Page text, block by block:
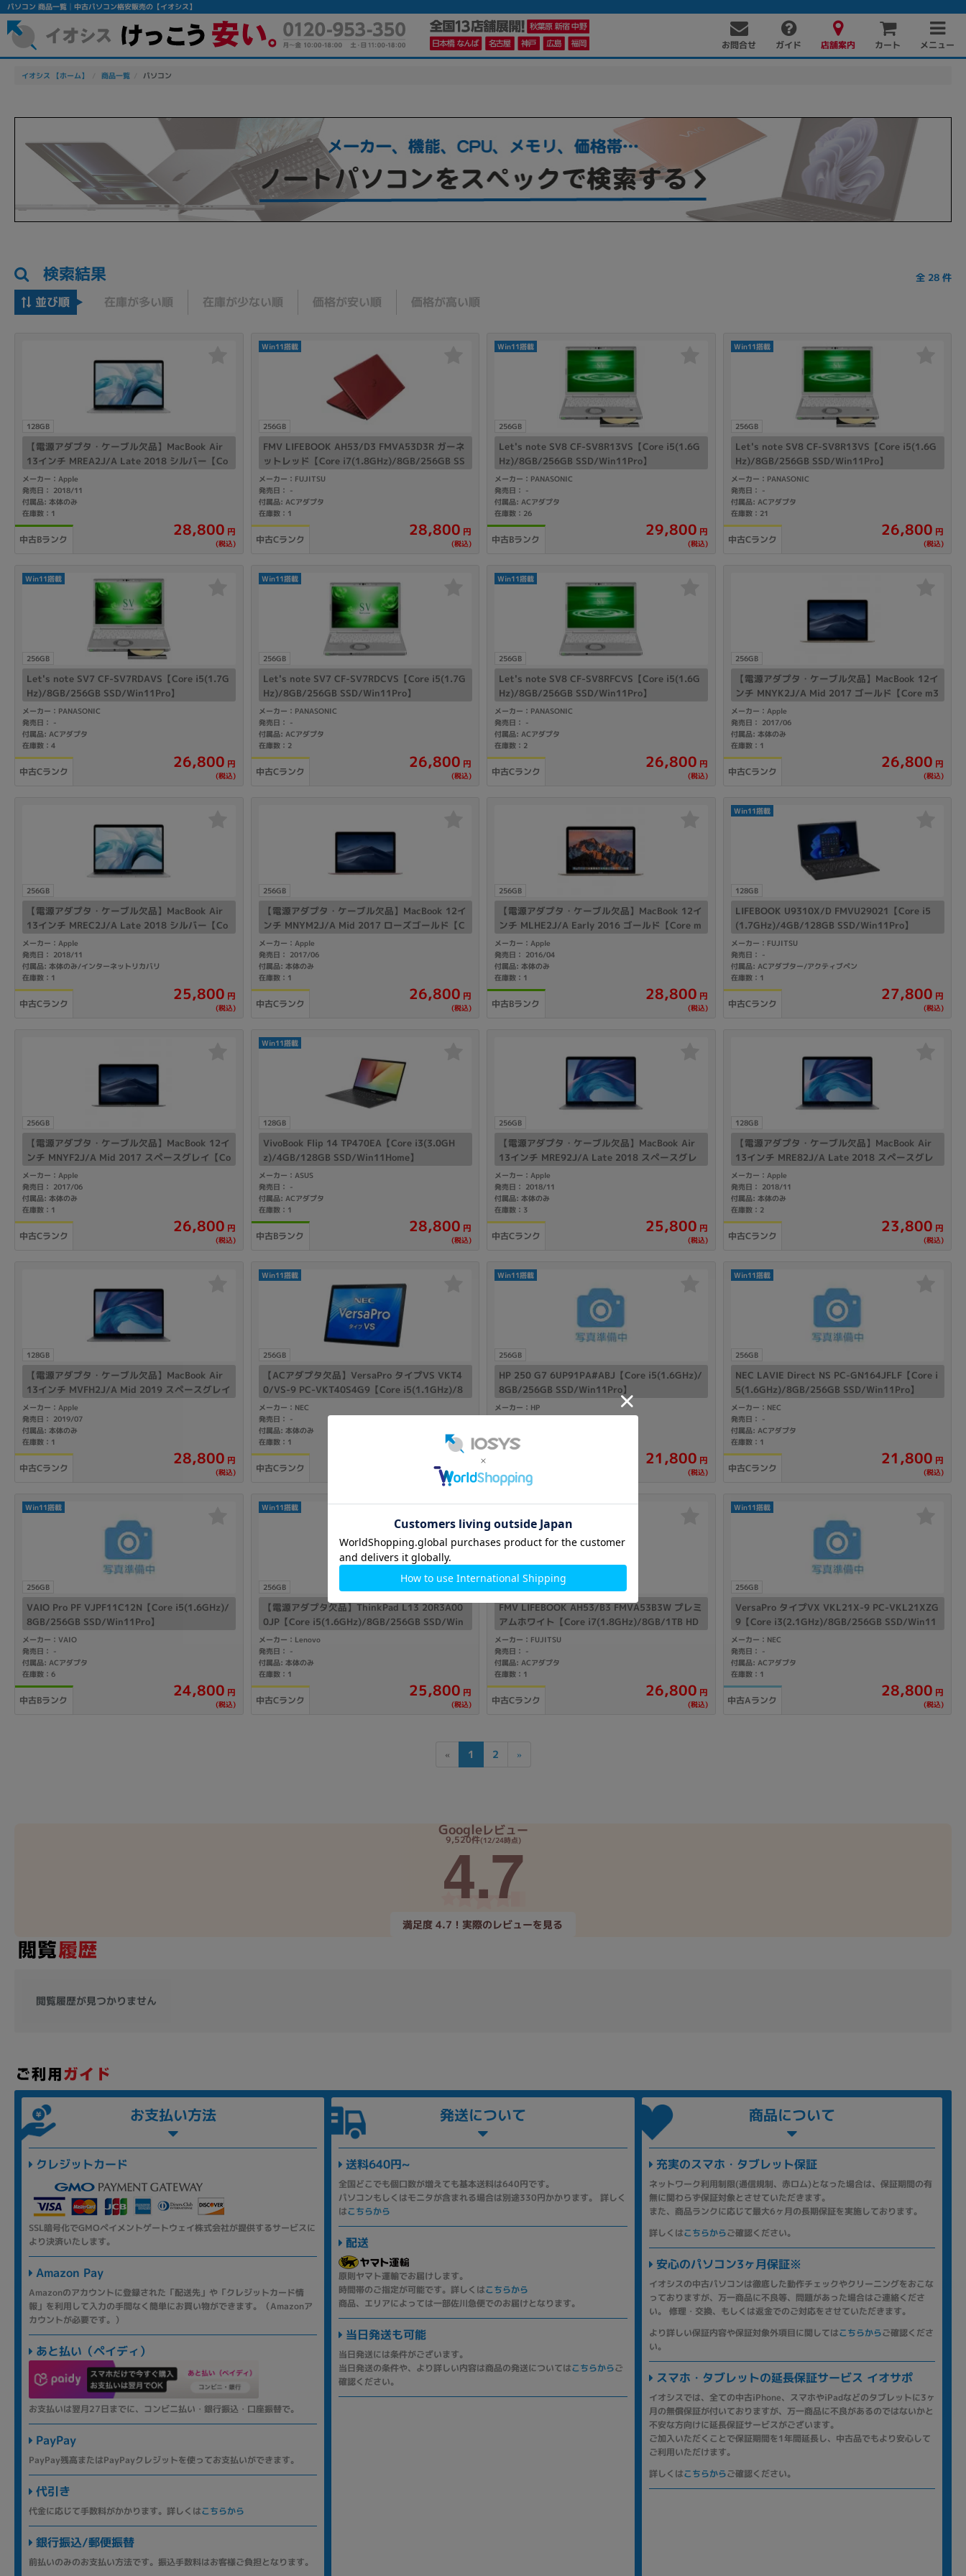
パソコン 商品一覧│中古パソコン格安販売の【イオシス】
お問合せ ガイド 店舗案内 カート メニュー
イオシス 【ホーム】 商品一覧 パソコン
検索結果 全 28件
並び順 在庫が多い順 在庫が少ない順 価格が安い順 価格が高い順
128GB
【電源アダプタ・ケーブル欠品】MacBook Air
13インチ MREA2J/A Late 2018 シルバー【Co
re i5(1.6GHz)/8GB/128GB SSD】
メーカー：Apple
発売日： 2018/11
付属品: 本体のみ
在庫数：1
中古Bランク
28,800 円
(税込)
256GB
Win11搭載
FMV LIFEBOOK AH53/D3 FMVA53D3R ガーネ
ットレッド【Core i7(1.8GHz)/8GB/256GB SS
D/Win11Home】
メーカー：FUJITSU
発売日： -
付属品: ACアダプタ
在庫数：1
中古Cランク
28,800 円
(税込)
256GB
Win11搭載
Let's note SV8 CF-SV8R13VS【Core i5(1.6G
Hz)/8GB/256GB SSD/Win11Pro】
メーカー：PANASONIC
発売日： -
付属品: ACアダプタ
在庫数：26
中古Bランク
29,800 円
(税込)
256GB
Win11搭載
Let's note SV8 CF-SV8R13VS【Core i5(1.6G
Hz)/8GB/256GB SSD/Win11Pro】
メーカー：PANASONIC
発売日： -
付属品: ACアダプタ
在庫数：21
中古Cランク
26,800 円
(税込)
256GB
Win11搭載
Let's note SV7 CF-SV7RDAVS【Core i5(1.7G
Hz)/8GB/256GB SSD/Win11Pro】
メーカー：PANASONIC
発売日： -
付属品: ACアダプタ
在庫数：4
中古Cランク
26,800 円
(税込)
256GB
Win11搭載
Let's note SV7 CF-SV7RDCVS【Core i5(1.7G
Hz)/8GB/256GB SSD/Win11Pro】
メーカー：PANASONIC
発売日： -
付属品: ACアダプタ
在庫数：2
中古Cランク
26,800 円
(税込)
256GB
Win11搭載
Let's note SV8 CF-SV8RFCVS【Core i5(1.6G
Hz)/8GB/256GB SSD/Win11Pro】
メーカー：PANASONIC
発売日： -
付属品: ACアダプタ
在庫数：2
中古Cランク
26,800 円
(税込)
256GB
【電源アダプタ・ケーブル欠品】MacBook 12イ
ンチ MNYK2J/A Mid 2017 ゴールド【Core m3
(1.2GHz)/8GB/256GB SSD】
メーカー：Apple
発売日： 2017/06
付属品: 本体のみ
在庫数：1
中古Cランク
26,800 円
(税込)
256GB
【電源アダプタ・ケーブル欠品】MacBook Air
13インチ MREC2J/A Late 2018 シルバー【Co
re i5(1.6GHz)/8GB/256GB SSD】
メーカー：Apple
発売日： 2018/11
付属品: 本体のみ/インターネットリカバリ
在庫数：1
中古Cランク
25,800 円
(税込)
256GB
【電源アダプタ・ケーブル欠品】MacBook 12イ
ンチ MNYM2J/A Mid 2017 ローズゴールド【C
ore m3(1.2GHz)/8GB/256GB SSD】
メーカー：Apple
発売日： 2017/06
付属品: 本体のみ
在庫数：1
中古Cランク
26,800 円
(税込)
256GB
【電源アダプタ・ケーブル欠品】MacBook 12イ
ンチ MLHE2J/A Early 2016 ゴールド【Core m
3(1.1GHz)/8GB/256GB SSD】
メーカー：Apple
発売日： 2016/04
付属品: 本体のみ
在庫数：1
中古Bランク
28,800 円
(税込)
128GB
Win11搭載
LIFEBOOK U9310X/D FMVU29021【Core i5
(1.7GHz)/4GB/128GB SSD/Win11Pro】
メーカー：FUJITSU
発売日： -
付属品: ACアダプター/アクティブペン
在庫数：1
中古Cランク
27,800 円
(税込)
256GB
【電源アダプタ・ケーブル欠品】MacBook 12イ
ンチ MNYF2J/A Mid 2017 スペースグレイ【Co
re m3(1.2GHz)/8GB/256GB SSD】
メーカー：Apple
発売日： 2017/06
付属品: 本体のみ
在庫数：1
中古Cランク
26,800 円
(税込)
128GB
Win11搭載
VivoBook Flip 14 TP470EA【Core i3(3.0GH
z)/4GB/128GB SSD/Win11Home】
メーカー：ASUS
発売日： -
付属品: ACアダプタ
在庫数：1
中古Bランク
28,800 円
(税込)
256GB
【電源アダプタ・ケーブル欠品】MacBook Air
13インチ MRE92J/A Late 2018 スペースグレ
イ【Core i5(1.6GHz)/8GB/256GB SSD】
メーカー：Apple
発売日： 2018/11
付属品: 本体のみ
在庫数：3
中古Cランク
25,800 円
(税込)
128GB
【電源アダプタ・ケーブル欠品】MacBook Air
13インチ MRE82J/A Late 2018 スペースグレ
イ【Core i5(1.6GHz)/8GB/128GB SSD】
メーカー：Apple
発売日： 2018/11
付属品: 本体のみ
在庫数：2
中古Cランク
23,800 円
(税込)
128GB
【電源アダプタ・ケーブル欠品】MacBook Air
13インチ MVFH2J/A Mid 2019 スペースグレイ
【Core i5(1.6GHz)/8GB/128GB SSD】
メーカー：Apple
発売日： 2019/07
付属品: 本体のみ
在庫数：1
中古Cランク
28,800 円
(税込)
256GB
Win11搭載
【ACアダプタ欠品】VersaPro タイプVS VKT4
0/VS-9 PC-VKT40S4G9【Core i5(1.1GHz)/8
GB/256GB SSD/Win11Pro】
メーカー：NEC
発売日： -
付属品: 本体のみ
在庫数：1
中古Cランク
29,800
(税込)
256GB
Win11搭載
HP 250 G7 6UP91PA#ABJ【Core i5(1.6GHz)/
8GB/256GB SSD/Win11Pro】
メーカー：HP
発売日：-
在庫数：1
21,800 円
(税込)
256GB
Win11搭載
NEC LAVIE Direct NS PC-GN164JFLF【Core i
5(1.6GHz)/8GB/256GB SSD/Win11Pro】
メーカー：NEC
発売日： -
付属品: ACアダプタ
在庫数：1
中古Cランク
21,800 円
(税込)
256GB
Win11搭載
VAIO Pro PF VJPF11C12N【Core i5(1.6GHz)/
8GB/256GB SSD/Win11Pro】
メーカー：VAIO
発売日： -
付属品: ACアダプタ
在庫数：6
中古Bランク
24,800 円
(税込)
256GB
Win11搭載
【電源アダプタ欠品】ThinkPad L13 20R3A00
0JP【Core i5(1.6GHz)/8GB/256GB SSD/Win
11Pro】
メーカー：Lenovo
発売日： -
付属品: 本体のみ
在庫数：1
中古Cランク
25,800 円
(税込)
Win11搭載
FMV LIFEBOOK AH53/B3 FMVA53B3W プレミ
アムホワイト【Core i7(1.8GHz)/8GB/1TB HD
D/Win11Home】
メーカー：FUJITSU
発売日： -
付属品: ACアダプタ
在庫数：1
中古Cランク
26,800 円
(税込)
256GB
Win11搭載
VersaPro タイプVX VKL21X-9 PC-VKL21XZG
9【Core i3(2.1GHz)/8GB/256GB SSD/Win11
Pro】
メーカー：NEC
発売日： -
付属品: ACアダプタ
在庫数：1
中古Aランク
28,800 円
(税込)
« 1 2 »
Googleレビュー
9,520件(12/24時点)
4.7
満足度 4.7！実際のレビューを見る
閲覧履歴が見つかりません
お支払い方法
クレジットカード
SSL暗号化でGMOペイメントゲートウェイ株式会社が提供するサービスに
より決済いたします。
Amazon Pay
Amazonのアカウントに登録された「配送先」や「クレジットカード情
報」を利用して入力の手間なく簡単にお買い物ができます。（Amazonア
カウントが必要です。）
あと払い（ペイディ）
お支払いは翌月27日までに、コンビニ払い・銀行振込・口座振替で。
PayPay
PayPay残高またはPayPayクレジットを使ってお支払いができます。
代引き
代金に応じて手数料がかかります。詳しくはこちらから
銀行振込/郵便振替
前払いのみのお支払い方法です。振込手数料はお客様ご負担となります。
発送について
送料640円~
全国どこでも個口数が増えても基本送料は640円です。
パソコンもしくはモニタが含まれる場合は別途330円かかります。 詳しく
はこちらから
配送
原則ヤマト運輸でお届けします。
時間帯のご指定が可能です。詳しくはこちらから
商品、エリアによっては一部佐川急便でのお届けとなります。
当日発送も可能
当日発送には条件がございます。
当日発送の条件や、より詳しい内容は商品の発送についてはこちらからご
確認ください。
商品について
充実のスマホ・タブレット保証
ネットワーク利用制限(通信規制、赤ロム)となった場合は、保証期間の有
無に関わらず保証対象とさせていただきます。
また、商品ランクに応じて最大6ヶ月の長期保証を実施しております。
詳しくはこちらからご確認ください。
安心のパソコン3ヶ月保証※
イオシスの中古パソコンは徹底した動作チェックやクリーニングをおこな
っておりますが、万一商品に不良等、問題があった場合はご連絡くださ
い。 修理・交換、もしくは返金でのご対応をさせていただきます。
より詳しい保証内容や保証対象外項目に関してはこちらからご確認くださ
い。
スマホ・タブレットの延長保証サービス イオサポ
イオシスでは、全ての中古iPhone、スマホやiPadなどのタブレットに3ヶ
月の無償保証が付いておりますが、万一商品に不良があるのではないかと
不安な方向けに延長保証サービスがございます。
ご加入いただくことで保証期間を1年間延長し、中古品でもより安心して
ご利用いただけます。
詳しくはこちらからご確認ください。